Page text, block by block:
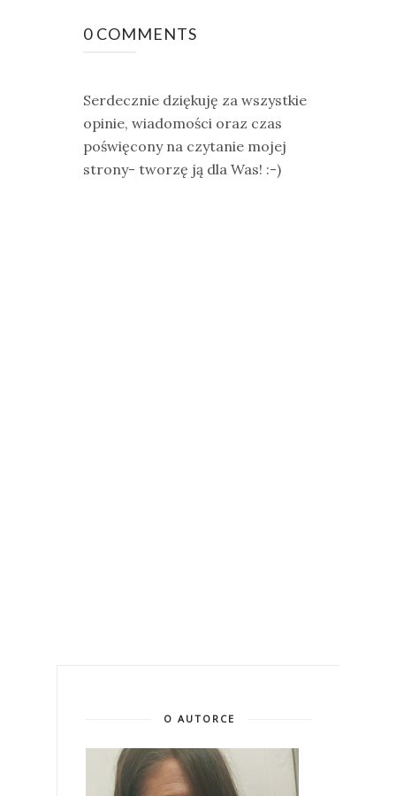
0 COMMENTS
Serdecznie dziękuję za wszystkie
opinie, wiadomości oraz czas
poświęcony na czytanie mojej
strony- tworzę ją dla Was! :-)
O AUTORCE